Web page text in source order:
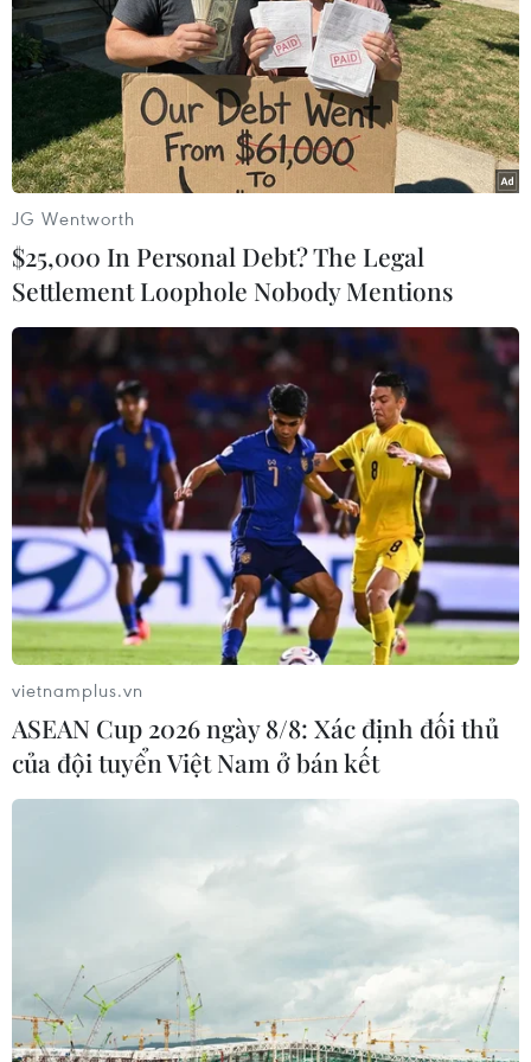
Kênh đào Panama chính thức mở cửa đón
thế hệ tàu siêu tải trọng
27/06/2016 04:32
Ngày 26/6, kênh đào Panama - con kênh có tuổi đời
hơn 100 năm, giữ vai trò huyết mạch nối giữa Thái Bình
Dương và Đại Tây Dương - đã chính thức được khánh
thành và mở cửa trở lại.
Kênh đào Panama mở cửa đón thế
hệ tàu siêu tải trọng
JG Wentworth
$25,000 In Personal Debt? The Legal
Settlement Loophole Nobody Mentions
vietnamplus.vn
ASEAN Cup 2026 ngày 8/8: Xác định đối thủ
của đội tuyển Việt Nam ở bán kết